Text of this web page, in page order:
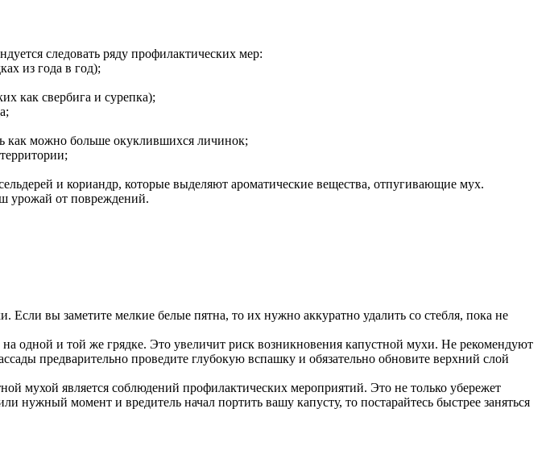
следовать ряду профилактических мер:
из года в год);
как свербига и сурепка);
как можно больше окуклившихся личинок;
и кориандр, которые выделяют ароматические вещества, отпугивающие мух.
урожай от повреждений.
вы заметите мелкие белые пятна, то их нужно аккуратно удалить со стебля, пока не
одной и той же грядке. Это увеличит риск возникновения капустной мухи. Не рекомендуют
предварительно проведите глубокую вспашку и обязательно обновите верхний слой
мухой является соблюдений профилактических мероприятий. Это не только убережет
момент и вредитель начал портить вашу капусту, то постарайтесь быстрее заняться